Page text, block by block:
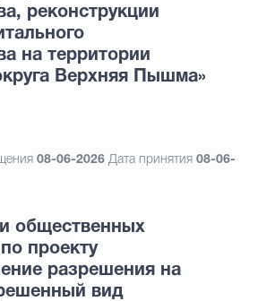
реконструкции
на территории
Верхняя Пышма»
08-06-2026 Дата принятия 08-06-
общественных
проекту
разрешения на
вид